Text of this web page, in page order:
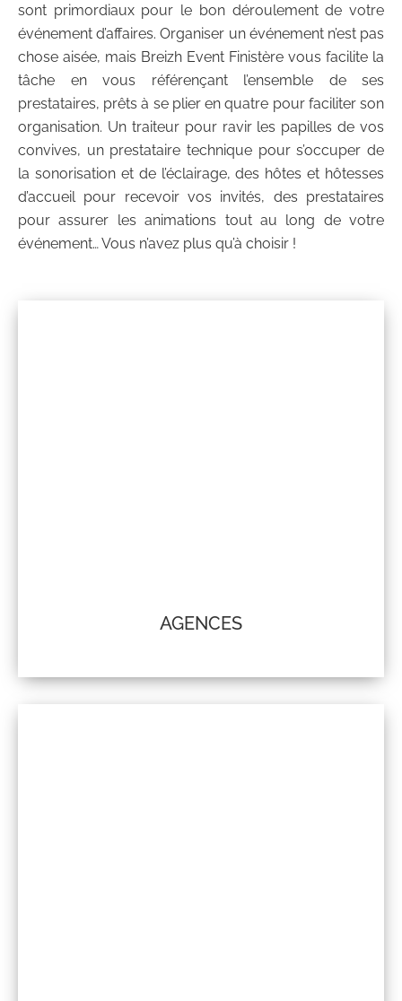
sont primordiaux pour le bon déroulement de votre
événement d’affaires. Organiser un événement n’est pas
chose aisée, mais Breizh Event Finistère vous facilite la
tâche en vous référençant l’ensemble de ses
prestataires, prêts à se plier en quatre pour faciliter son
organisation. Un traiteur pour ravir les papilles de vos
convives, un prestataire technique pour s’occuper de
la sonorisation et de l’éclairage, des hôtes et hôtesses
d’accueil pour recevoir vos invités, des prestataires
pour assurer les animations tout au long de votre
événement… Vous n’avez plus qu’à choisir !
AGENCES